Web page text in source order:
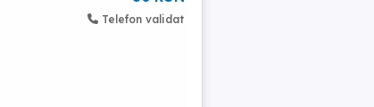
Telefon validat